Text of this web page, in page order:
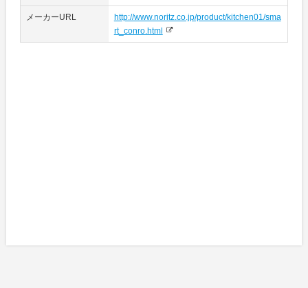
メーカーURL
http://www.noritz.co.jp/product/kitchen01/sma
rt_conro.html